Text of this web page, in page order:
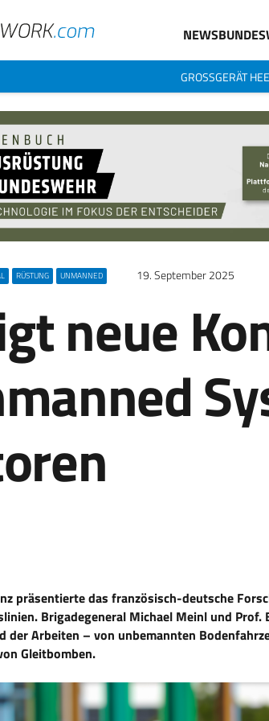
NEWS
GROSSGERÄT
RÜSTUNG UNMANNED 19. September 2025
neue
präsentierte das französisch-deutsche
Brigadegeneral Michael Meinl und Prof.
der Arbeiten – von unbemannten
Gleitbomben.